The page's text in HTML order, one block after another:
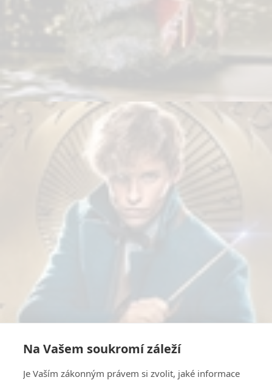
Na Vašem soukromí záleží
Je Vaším zákonným právem si zvolit, jaké informace